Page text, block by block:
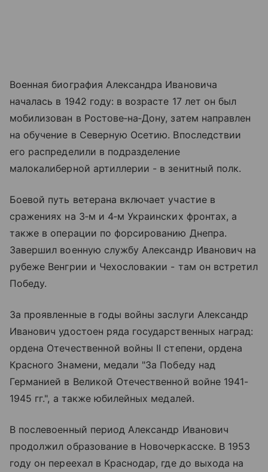
Военная биография Александра Ивановича
началась в 1942 году: в возрасте 17 лет он был
мобилизован в Ростове‑на‑Дону, затем направлен
на обучение в Северную Осетию. Впоследствии
его распределили в подразделение
малокалиберной артиллерии - в зенитный полк.
Боевой путь ветерана включает участие в
сражениях на 3‑м и 4‑м Украинских фронтах, а
также в операции по форсированию Днепра.
Завершил военную службу Александр Иванович на
рубеже Венгрии и Чехословакии - там он встретил
Победу.
За проявленные в годы войны заслуги Александр
Иванович удостоен ряда государственных наград:
ордена Отечественной войны II степени, ордена
Красного Знамени, медали "За Победу над
Германией в Великой Отечественной войне 1941-
1945 гг.", а также юбилейных медалей.
В послевоенный период Александр Иванович
продолжил образование в Новочеркасске. В 1953
году он переехал в Краснодар, где до выхода на